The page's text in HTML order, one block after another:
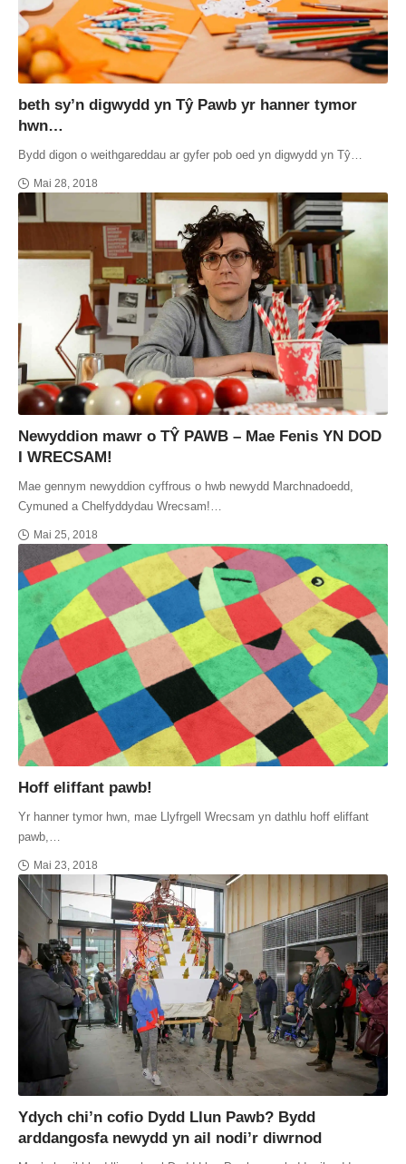
beth sy’n digwydd yn Tŷ Pawb yr hanner tymor
hwn…
Bydd digon o weithgareddau ar gyfer pob oed yn digwydd yn Tŷ…
Mai 28, 2018
Newyddion mawr o TŶ PAWB – Mae Fenis YN DOD
I WRECSAM!
Mae gennym newyddion cyffrous o hwb newydd Marchnadoedd,
Cymuned a Chelfyddydau Wrecsam!…
Mai 25, 2018
Hoff eliffant pawb!
Yr hanner tymor hwn, mae Llyfrgell Wrecsam yn dathlu hoff eliffant
pawb,…
Mai 23, 2018
Ydych chi’n cofio Dydd Llun Pawb? Bydd
arddangosfa newydd yn ail nodi’r diwrnod